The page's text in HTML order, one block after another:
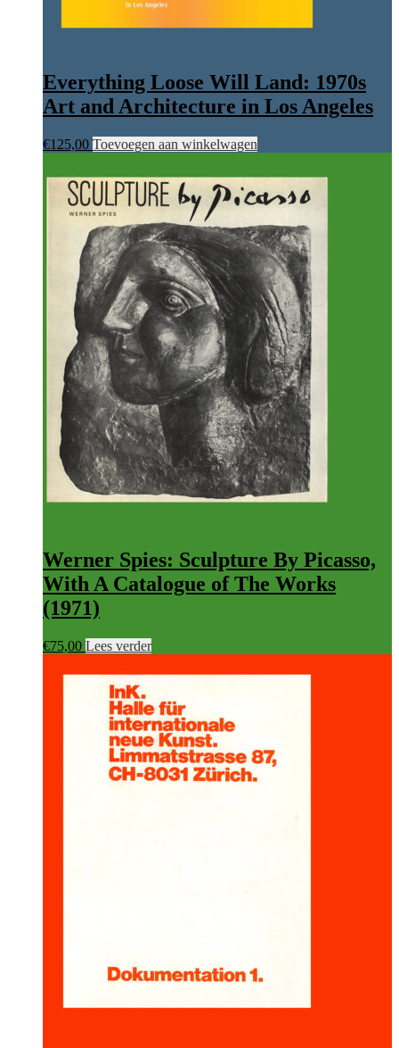
Everything Loose Will Land: 1970s
Art and Architecture in Los Angeles
€125,00 Toevoegen aan winkelwagen
Werner Spies: Sculpture By Picasso,
With A Catalogue of The Works
(1971)
€75,00 Lees verder